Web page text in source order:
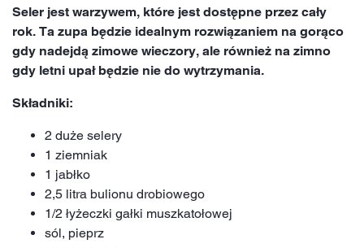
Seler jest warzywem, które jest dostępne przez cały
rok. Ta zupa będzie idealnym rozwiązaniem na gorąco
gdy nadejdą zimowe wieczory, ale również na zimno
gdy letni upał będzie nie do wytrzymania.
Składniki:
2 duże selery
1 ziemniak
1 jabłko
2,5 litra bulionu drobiowego
1/2 łyżeczki gałki muszkatołowej
sól, pieprz